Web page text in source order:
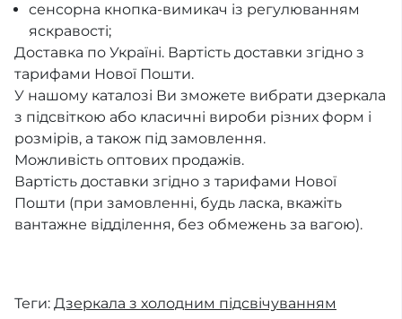
сенсорна кнопка-вимикач із регулюванням
яскравості;
Доставка по Україні. Вартість доставки згідно з
тарифами Нової Пошти.
У нашому каталозі Ви зможете вибрати дзеркала
з підсвіткою або класичні вироби різних форм і
розмірів, а також під замовлення.
Можливість оптових продажів.
Вартість доставки згідно з тарифами Нової
Пошти (при замовленні, будь ласка, вкажіть
вантажне відділення, без обмежень за вагою).
Теги: Дзеркала з холодним підсвічуванням